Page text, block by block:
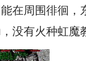
在周围徘徊，
没有火种虹魔